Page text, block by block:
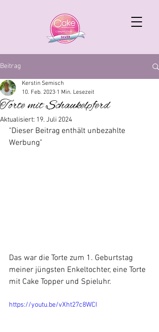
Beitrag
Torte mit Schaukelpferd
Kerstin Semisch
10. Feb. 2023 1 Min. Lesezeit
Aktualisiert: 19. Juli 2024
"Dieser Beitrag enthält unbezahlte
Werbung"
Das war die Torte zum 1. Geburtstag
meiner jüngsten Enkeltochter, eine Torte
mit Cake Topper und Spieluhr.
https://youtu.be/vXht27c8WCI